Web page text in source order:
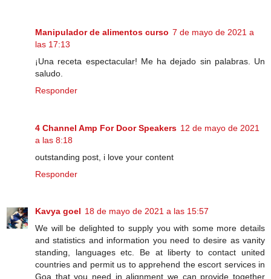
Manipulador de alimentos curso 7 de mayo de 2021 a
las 17:13
¡Una receta espectacular! Me ha dejado sin palabras. Un
saludo.
Responder
4 Channel Amp For Door Speakers 12 de mayo de 2021
a las 8:18
outstanding post, i love your content
Responder
Kavya goel 18 de mayo de 2021 a las 15:57
We will be delighted to supply you with some more details
and statistics and information you need to desire as vanity
standing, languages etc. Be at liberty to contact united
countries and permit us to apprehend the escort services in
Goa that you need in alignment we can provide together